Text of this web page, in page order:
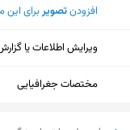
افزودنتصویربرای این
ویرایش اطلاعات یا
مختصات جغرافیایی